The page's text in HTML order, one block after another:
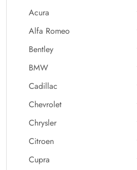
Acura
Alfa Romeo
Bentley
BMW
Cadillac
Chevrolet
Chrysler
Citroen
Cupra